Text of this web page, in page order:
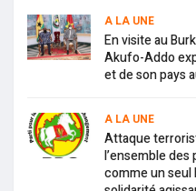
A LA UNE
En visite au
Akufo-Addo
et de son pays
A LA UNE
Attaque
l’ensemble
comme un seul